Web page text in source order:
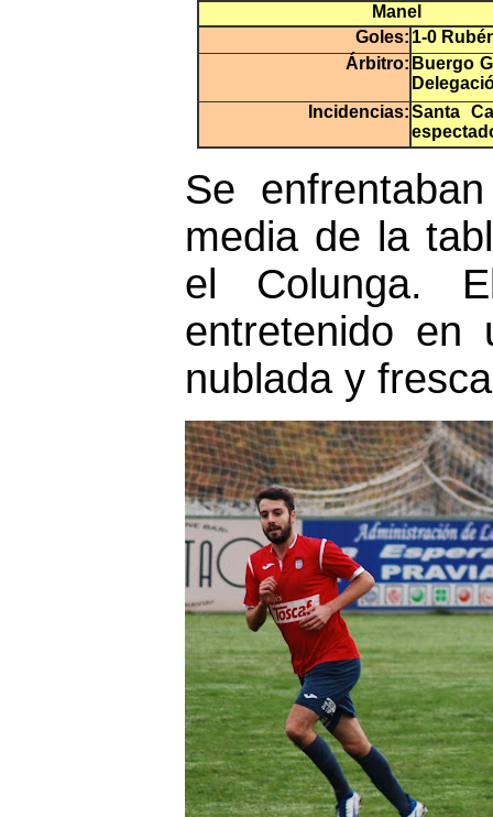
Manel
Goles: 1-0
Árbitro: Buergo
Incidencias:Santa
Se
media de la
el Colunga.
entretenido en
nublada y